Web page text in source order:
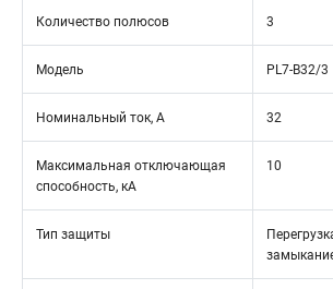
Количество полюсов 3
Модель PL7-B32/3
Номинальный ток, А 32
Максимальная отключающая
способность, кА
10
Тип защиты